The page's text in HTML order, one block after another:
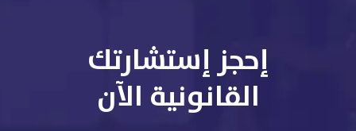
إحجز إستشارتك
القانونية الآن